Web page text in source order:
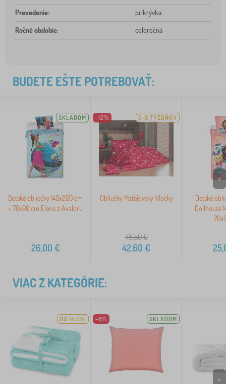
Prevedenie: prikrývka
Ročné obdobie: celoročná
BUDETE EŠTE POTREBOVAŤ:
SKLADOM
Detské obliečky 140x200 cm
+ 70x90 cm Elena z Avaloru
26,00 €
-12% 6-8 TÝŽDŇOV
Obliečky Matějovský Vločky
48,50€
42,60 €
Detské
Dollhouse
>
VIAC Z KATEGÓRIE:
DO 14 DNÍ -8% SKLADOM
>